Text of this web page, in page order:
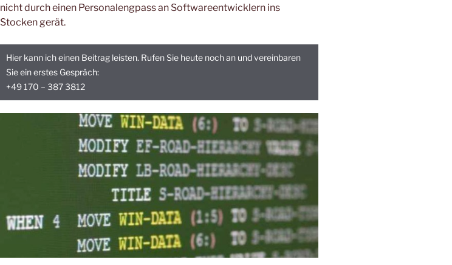
nicht durch einen Personalengpass an Softwareentwicklern ins
Stocken gerät.
Hier kann ich einen Beitrag leisten. Rufen Sie heute noch an und vereinbaren
Sie ein erstes Gespräch:
+49 170 – 387 3812